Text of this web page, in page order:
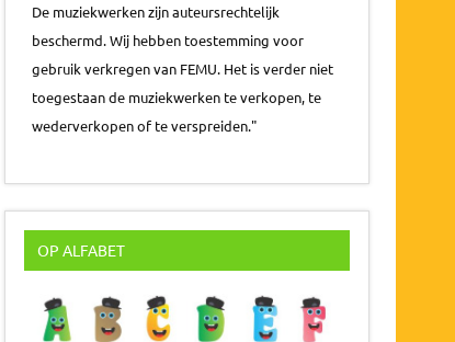
De muziekwerken zijn auteursrechtelijk
beschermd. Wij hebben toestemming voor
gebruik verkregen van FEMU. Het is verder niet
toegestaan de muziekwerken te verkopen, te
wederverkopen of te verspreiden."
OP ALFABET